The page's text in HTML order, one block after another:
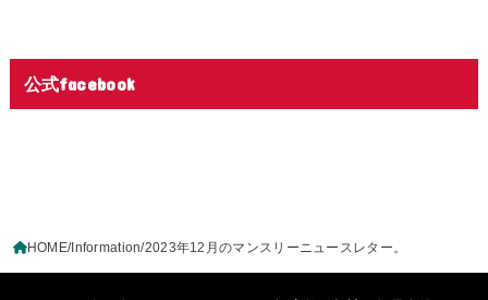
公式facebook
HOME Information 2023年12月のマンスリーニュースレター。